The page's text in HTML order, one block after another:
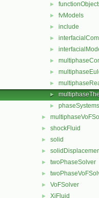
►
► fvModels
► include
►
►
►
►
►
►
► phaseSystems
►
► shockFluid
► solid
►
► twoPhaseSolver
►
► VoFSolver
► XiFluid